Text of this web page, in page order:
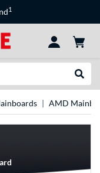
1
AMD